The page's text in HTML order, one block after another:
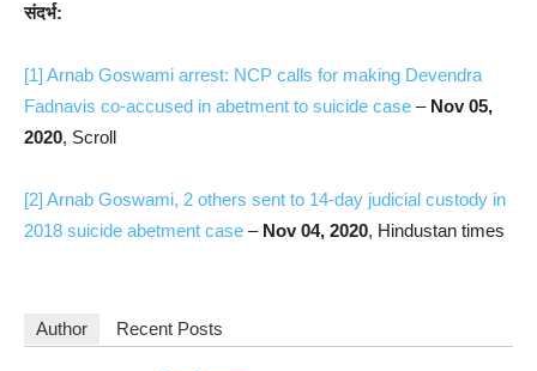
संदर्भ:
[1] Arnab Goswami arrest: NCP calls for making Devendra
Fadnavis co-accused in abetment to suicide case – Nov 05,
2020, Scroll
[2] Arnab Goswami, 2 others sent to 14-day judicial custody in
2018 suicide abetment case – Nov 04, 2020, Hindustan times
Author Recent Posts